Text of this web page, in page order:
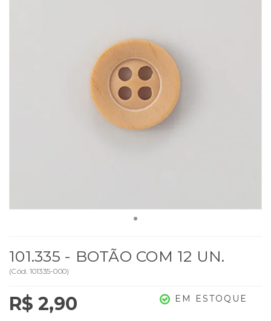
101.335 - BOTÃO COM 12 UN.
(Cód. 101335-000)
R$ 2,90 EM ESTOQUE